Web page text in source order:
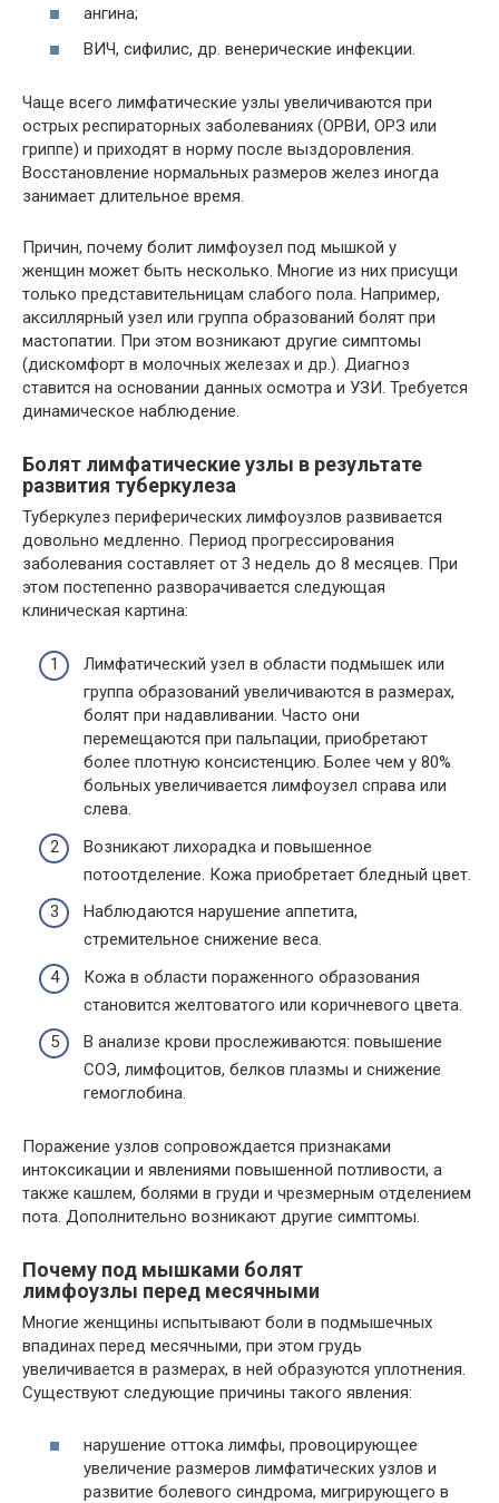
ангина;
ВИЧ, сифилис, др. венерические инфекции.
Чаще всего лимфатические узлы увеличиваются при
острых респираторных заболеваниях (ОРВИ, ОРЗ или
гриппе) и приходят в норму после выздоровления.
Восстановление нормальных размеров желез иногда
занимает длительное время.
Причин, почему болит лимфоузел под мышкой у
женщин может быть несколько. Многие из них присущи
только представительницам слабого пола. Например,
аксиллярный узел или группа образований болят при
мастопатии. При этом возникают другие симптомы
(дискомфорт в молочных железах и др.). Диагноз
ставится на основании данных осмотра и УЗИ. Требуется
динамическое наблюдение.
Болят лимфатические узлы в результате
развития туберкулеза
Туберкулез периферических лимфоузлов развивается
довольно медленно. Период прогрессирования
заболевания составляет от 3 недель до 8 месяцев. При
этом постепенно разворачивается следующая
клиническая картина:
Лимфатический узел в области подмышек или
группа образований увеличиваются в размерах,
болят при надавливании. Часто они
перемещаются при пальпации, приобретают
более плотную консистенцию. Более чем у 80%
больных увеличивается лимфоузел справа или
слева.
Возникают лихорадка и повышенное
потоотделение. Кожа приобретает бледный цвет.
Наблюдаются нарушение аппетита,
стремительное снижение веса.
Кожа в области пораженного образования
становится желтоватого или коричневого цвета.
В анализе крови прослеживаются: повышение
СОЭ, лимфоцитов, белков плазмы и снижение
гемоглобина.
Поражение узлов сопровождается признаками
интоксикации и явлениями повышенной потливости, а
также кашлем, болями в груди и чрезмерным отделением
пота. Дополнительно возникают другие симптомы.
Почему под мышками болят
лимфоузлы перед месячными
Многие женщины испытывают боли в подмышечных
впадинах перед месячными, при этом грудь
увеличивается в размерах, в ней образуются уплотнения.
Существуют следующие причины такого явления:
нарушение оттока лимфы, провоцирующее
увеличение размеров лимфатических узлов и
развитие болевого синдрома, мигрирующего в